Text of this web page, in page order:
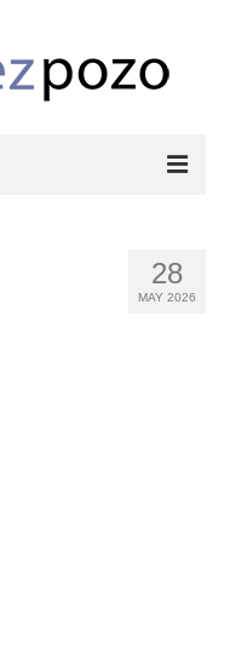
28
MAY 2026